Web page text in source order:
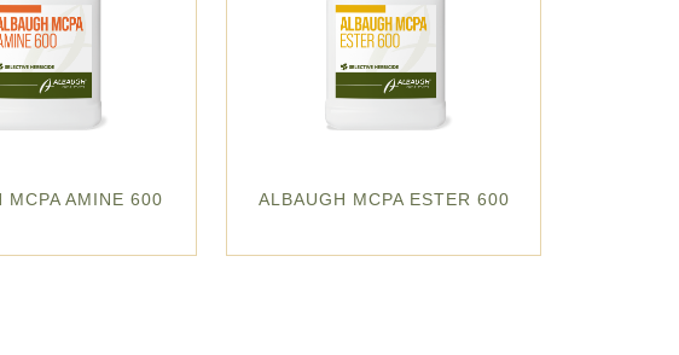
MCPA AMINE 600 ALBAUGH MCPA ESTER 600